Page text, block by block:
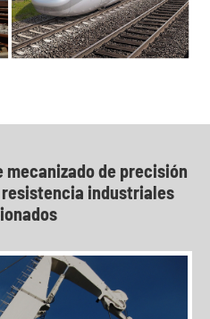
de precisión
industriales